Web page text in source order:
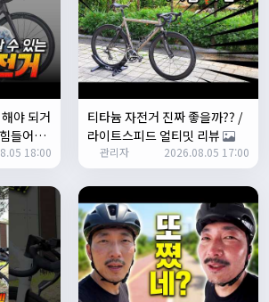
1/23/2025
100명이 넘었습니다 :)
요~
^_^
야 되거
들어하
좀 써드릴
나온다고
하러 안
18:00
티타늄 자전거 진짜 좋을까?? /
라이트스피드 얼티밋 리뷰
관리자 2026.08.05 17:00